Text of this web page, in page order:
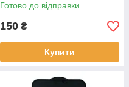
Готово до відправки
150 ₴
Купити